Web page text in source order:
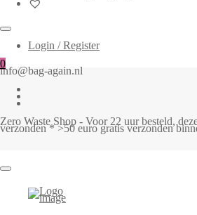
Login / Register
0
info@bag-again.nl
Zero Waste Shop - Voor 22 uur besteld,
verzonden * >50 euro gratis verzonden